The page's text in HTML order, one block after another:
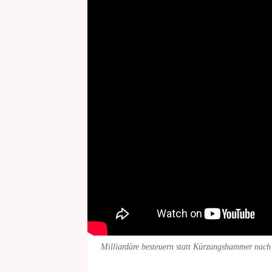
Milliardäre besteuern statt Kürzungshammer